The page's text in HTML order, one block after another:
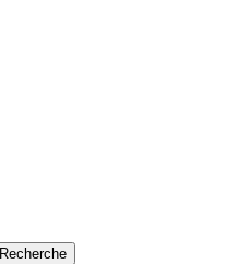
Recherche